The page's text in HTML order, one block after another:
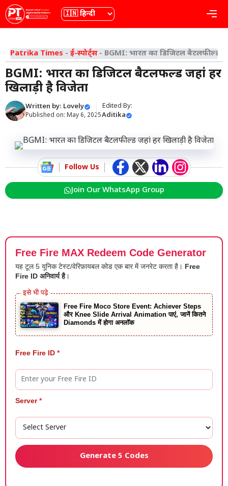
Skip
to
content
भाषा
Patrika Times - ई-स्पोर्ट्स- BGMI: भारत का डिजिटल बैटलफील्ड
BGMI: भारत का डिजिटल बैटलफील्ड जहां हर
खिलाड़ी है विजेता
Written by: Lovely
Published on: May 6, 2025
Edited By:
Aditika
Follow Us
Join Our WhatsApp Group
Free Fire MAX Redeem Code Generator
यह टूल 5 यूनिक टेस्ट/वेरिफ़ायबल कोड एक बार में जनरेट करता है। Free
Fire ID अनिवार्य है।
Free Fire Moco Store Event: Achiever Steps
और Knee Slide Arrival Animation पाएं, जानें कितने
Diamonds में होगा अनलॉक
Free Fire ID *
Server*
Generate 5 Codes